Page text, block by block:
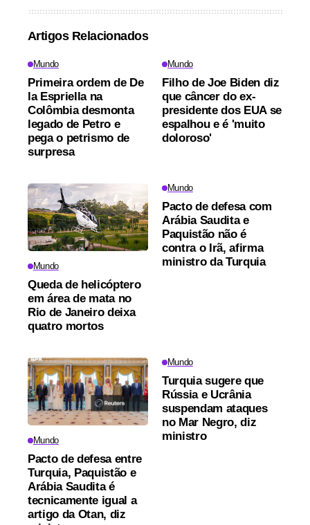
Artigos Relacionados
Mundo
Primeira ordem de De
la Espriella na
Colômbia desmonta
legado de Petro e
pega o petrismo de
surpresa
Mundo
Filho de Joe Biden diz
que câncer do ex-
presidente dos EUA se
espalhou e é 'muito
doloroso'
Mundo
Queda de helicóptero
em área de mata no
Rio de Janeiro deixa
quatro mortos
Mundo
Pacto de defesa com
Arábia Saudita e
Paquistão não é
contra o Irã, afirma
ministro da Turquia
Mundo
Pacto de defesa entre
Turquia, Paquistão e
Arábia Saudita é
tecnicamente igual a
artigo da Otan, diz
Mundo
Turquia sugere que
Rússia e Ucrânia
suspendam ataques
no Mar Negro, diz
ministro